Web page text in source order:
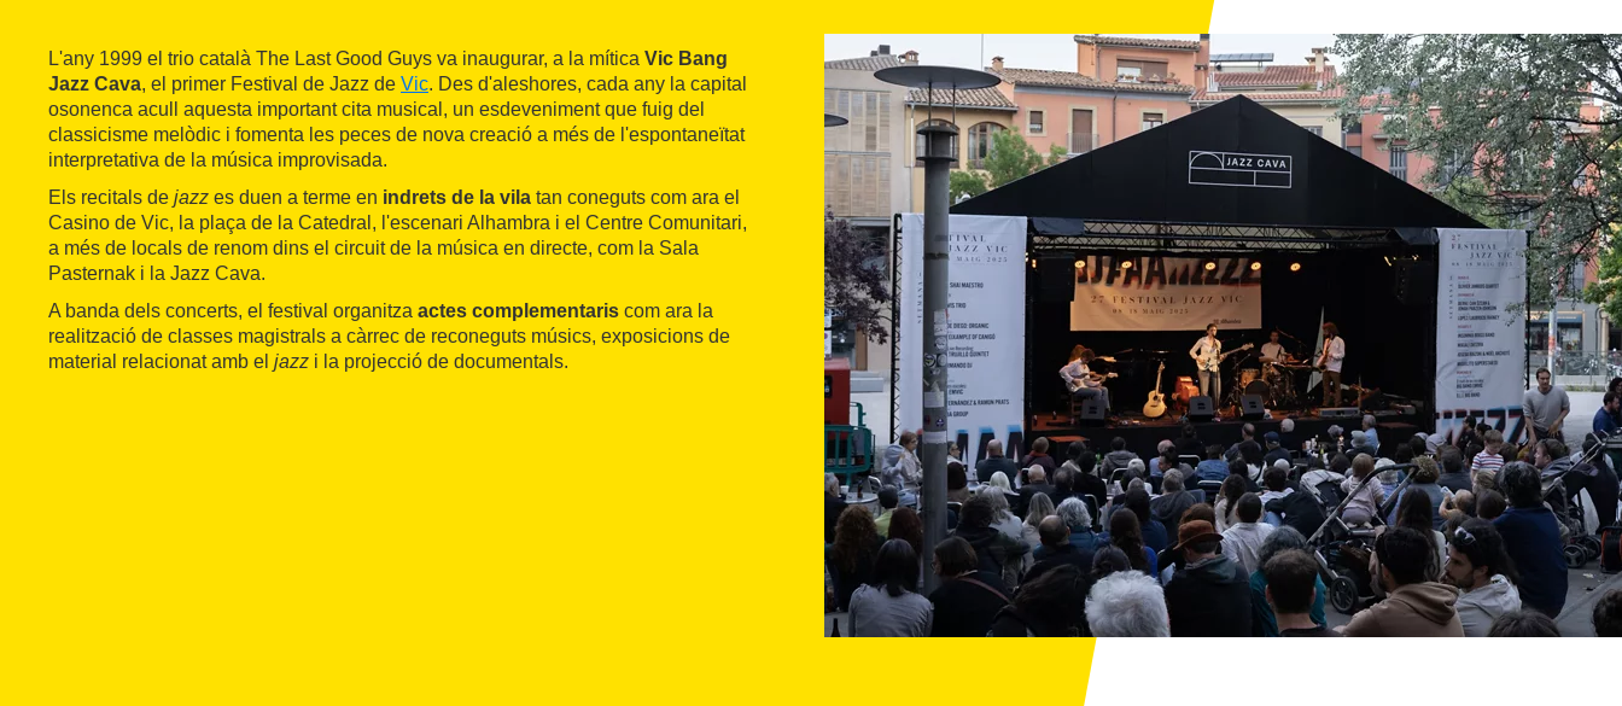
L'any 1999 el trio català The Last Good Guys va inaugurar, a la mítica Vic Bang
Jazz Cava, el primer Festival de Jazz de Vic. Des d'aleshores, cada any la capital
osonenca acull aquesta important cita musical, un esdeveniment que fuig del
classicisme melòdic i fomenta les peces de nova creació a més de l'espontaneïtat
interpretativa de la música improvisada.
Els recitals de jazz es duen a terme en indrets de la vila tan coneguts com ara el
Casino de Vic, la plaça de la Catedral, l'escenari Alhambra i el Centre Comunitari,
a més de locals de renom dins el circuit de la música en directe, com la Sala
Pasternak i la Jazz Cava.
A banda dels concerts, el festival organitza actes complementaris com ara la
realització de classes magistrals a càrrec de reconeguts músics, exposicions de
material relacionat amb el jazz i la projecció de documentals.